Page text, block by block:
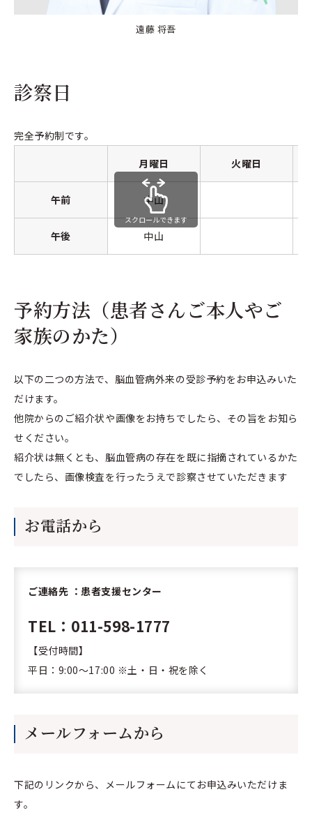
遠藤 将吾
診察日
完全予約制です。
月曜日
火曜日
午前 中山
午後 中山
スクロールできます
予約方法（患者さんご本人やご
家族のかた）
以下の二つの方法で、脳血管病外来の受診予約をお申込みいた
だけます。
他院からのご紹介状や画像をお持ちでしたら、その旨をお知ら
せください。
紹介状は無くとも、脳血管病の存在を既に指摘されているかた
でしたら、画像検査を行ったうえで診察させていただきます
お電話から
ご連絡先 ：患者支援センター
TEL：011-598-1777
【受付時間】
平日：9:00〜17:00 ※土・日・祝を除く
メールフォームから
下記のリンクから、メールフォームにてお申込みいただけま
す。